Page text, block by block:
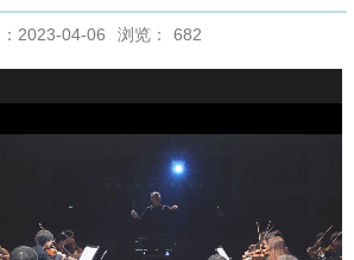
2023-04-06 浏览： 682